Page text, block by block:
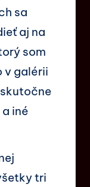
sa
aj na
som
v galérii
iné
tri